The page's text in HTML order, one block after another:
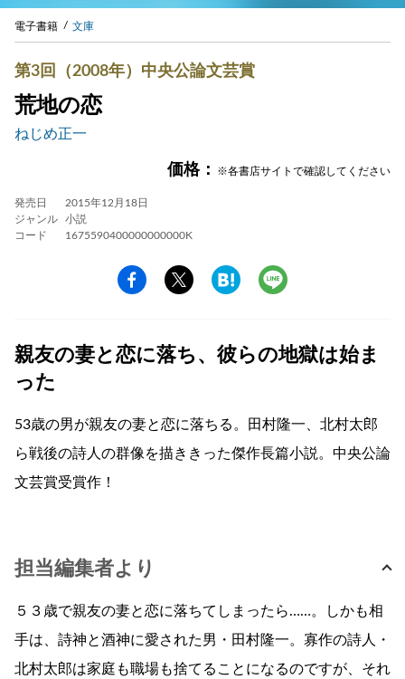
電子書籍 文庫
第3回（2008年）中央公論文芸賞
荒地の恋
ねじめ正一
価格： ※各書店サイトで確認してください
発売日
2015年12月18日
ジャンル
小説
コード
1675590400000000000K
親友の妻と恋に落ち、彼らの地獄は始ま
った
53歳の男が親友の妻と恋に落ちる。田村隆一、北村太郎
ら戦後の詩人の群像を描ききった傑作長篇小説。中央公論
文芸賞受賞作！
担当編集者より
５３歳で親友の妻と恋に落ちてしまったら……。しかも相
手は、詩神と酒神に愛された男・田村隆一。寡作の詩人・
北村太郎は家庭も職場も捨てることになるのですが、それ